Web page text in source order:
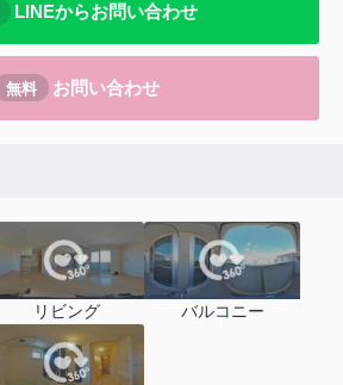
LINEからお問い合わせ
無料 お問い合わせ
リビング バルコニー